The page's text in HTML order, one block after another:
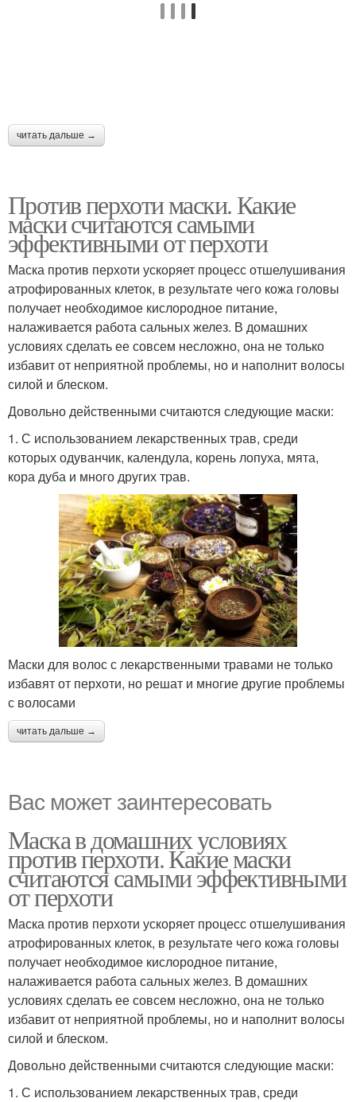
читать дальше →
Против перхоти маски. Какие
маски считаются самыми
эффективными от перхоти
Маска против перхоти ускоряет процесс отшелушивания
атрофированных клеток, в результате чего кожа головы
получает необходимое кислородное питание,
налаживается работа сальных желез. В домашних
условиях сделать ее совсем несложно, она не только
избавит от неприятной проблемы, но и наполнит волосы
силой и блеском.
Довольно действенными считаются следующие маски:
1. С использованием лекарственных трав, среди
которых одуванчик, календула, корень лопуха, мята,
кора дуба и много других трав.
Маски для волос с лекарственными травами не только
избавят от перхоти, но решат и многие другие проблемы
с волосами
читать дальше →
Вас может заинтересовать
Маска в домашних условиях
против перхоти. Какие маски
считаются самыми эффективными
от перхоти
Маска против перхоти ускоряет процесс отшелушивания
атрофированных клеток, в результате чего кожа головы
получает необходимое кислородное питание,
налаживается работа сальных желез. В домашних
условиях сделать ее совсем несложно, она не только
избавит от неприятной проблемы, но и наполнит волосы
силой и блеском.
Довольно действенными считаются следующие маски:
1. С использованием лекарственных трав, среди